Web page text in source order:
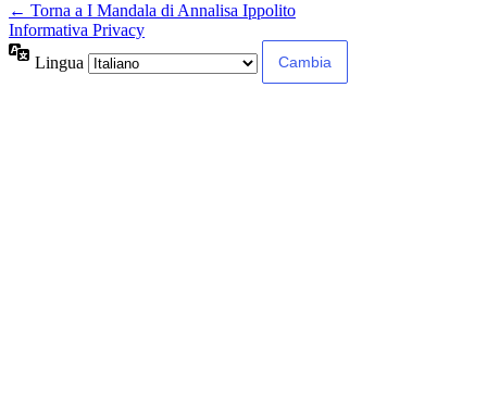
← Torna a I Mandala di Annalisa Ippolito
Informativa Privacy
Lingua